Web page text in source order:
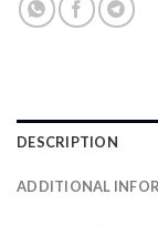
DESCRIPTION
ADDITIONAL